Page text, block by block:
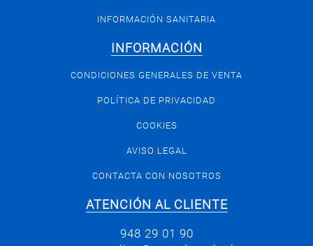
INFORMACIÓN SANITARIA
INFORMACIÓN
CONDICIONES GENERALES DE VENTA
POLÍTICA DE PRIVACIDAD
COOKIES
AVISO LEGAL
CONTACTA CON NOSOTROS
ATENCIÓN AL CLIENTE
948 29 01 90